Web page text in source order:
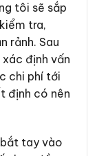
tôi sẽ sắp
tra,
rảnh. Sau
định vấn
chi phí tới
định có nên
bắt tay vào